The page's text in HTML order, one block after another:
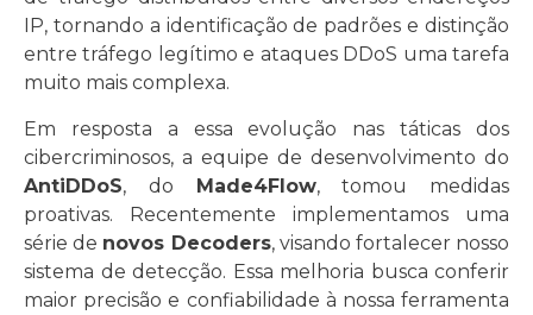
IP, tornando a identificação de padrões e distinção
entre tráfego legítimo e ataques DDoS uma tarefa
muito mais complexa.
Em resposta a essa evolução nas táticas dos
cibercriminosos, a equipe de desenvolvimento do
AntiDDoS, do Made4Flow, tomou medidas
proativas. Recentemente implementamos uma
série de novos Decoders, visando fortalecer nosso
sistema de detecção. Essa melhoria busca conferir
maior precisão e confiabilidade à nossa ferramenta